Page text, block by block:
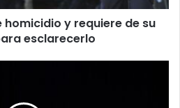
homicidio y requiere de su
esclarecerlo